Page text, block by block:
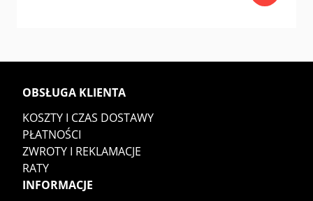
OBSŁUGA KLIENTA
KOSZTY I CZAS DOSTAWY
PŁATNOŚCI
ZWROTY I REKLAMACJE
RATY
INFORMACJE